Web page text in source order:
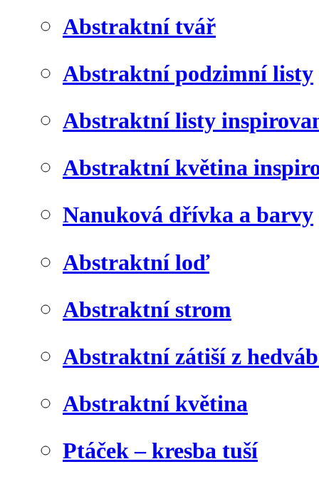
Abstraktní tvář
Abstraktní podzimní listy
Abstraktní listy
Abstraktní květina
Nanuková dřívka a barvy
Abstraktní loď
Abstraktní strom
Abstraktní zátiší z
Abstraktní květina
Ptáček – kresba tuší